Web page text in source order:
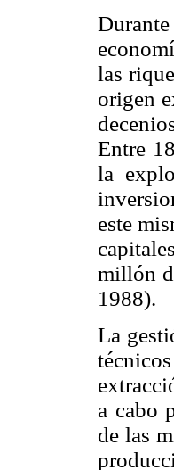
las
origen
Entre
la
este
millón
1988).
La
a cabo
de las